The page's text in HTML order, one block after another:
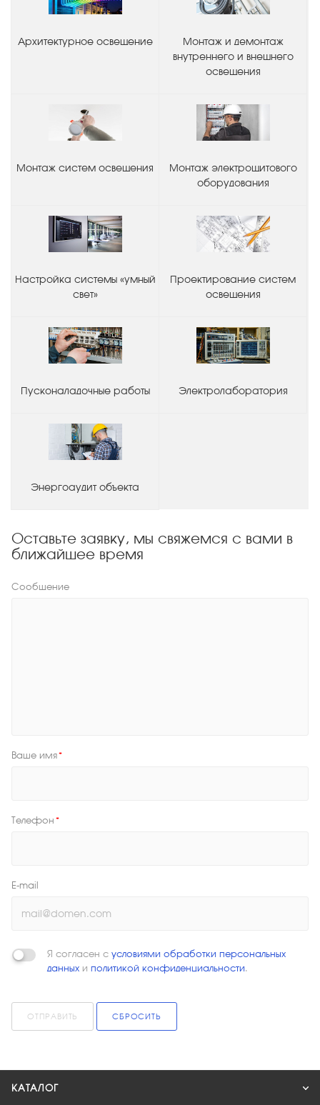
Архитектурное освещение
Монтаж и демонтаж
внутреннего и внешнего
освещения
Монтаж систем освещения
Монтаж электрощитового
оборудования
Настройка системы «умный
свет»
Проектирование систем
освещения
Пусконаладочные работы Электролаборатория
Энергоаудит объекта
Оставьте заявку, мы свяжемся с вами в
ближайшее время
Сообщение
Ваше имя*
Телефон *
E-mail
Я согласен с условиями обработки персональных
данных и политикой конфиденциальности.
ОТПРАВИТЬ СБРОСИТЬ
КАТАЛОГ